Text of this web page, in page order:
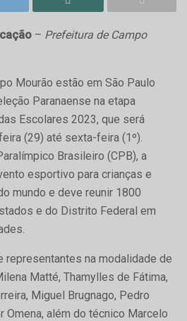
– Prefeitura de Campo
Mourão estão em São Paulo
Paranaense na etapa
Escolares 2023, que será
(29) até sexta-feira (1º).
Brasileiro (CPB), a
esportivo para crianças e
mundo e deve reunir 1800
e do Distrito Federal em
representantes na modalidade de
Matté, Thamylles de Fátima,
Miguel Brugnago, Pedro
Omena, além do técnico Marcelo